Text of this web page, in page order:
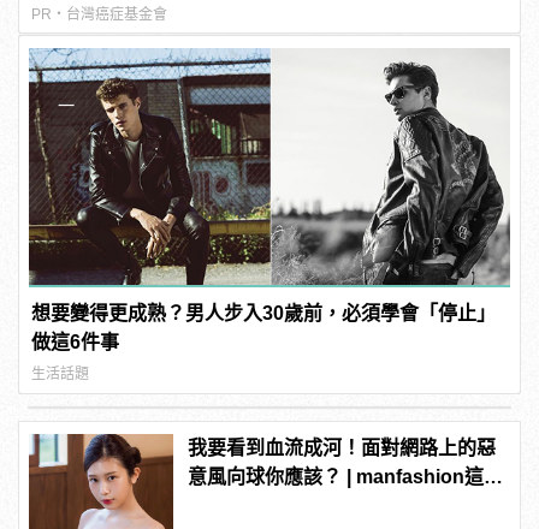
PR・台灣癌症基金會
想要變得更成熟？男人步入30歲前，必須學會「停止」
做這6件事
生活話題
我要看到血流成河！面對網路上的惡
意風向球你應該？ | manfashion這樣